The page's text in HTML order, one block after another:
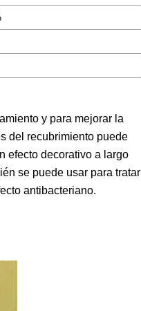
y para mejorar la
del recubrimiento puede
efecto decorativo a largo
se puede usar para tratar
antibacteriano.